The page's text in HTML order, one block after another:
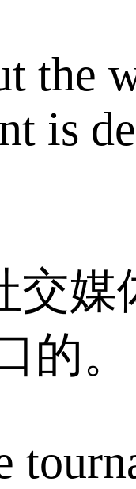
the
is
交媒
的。